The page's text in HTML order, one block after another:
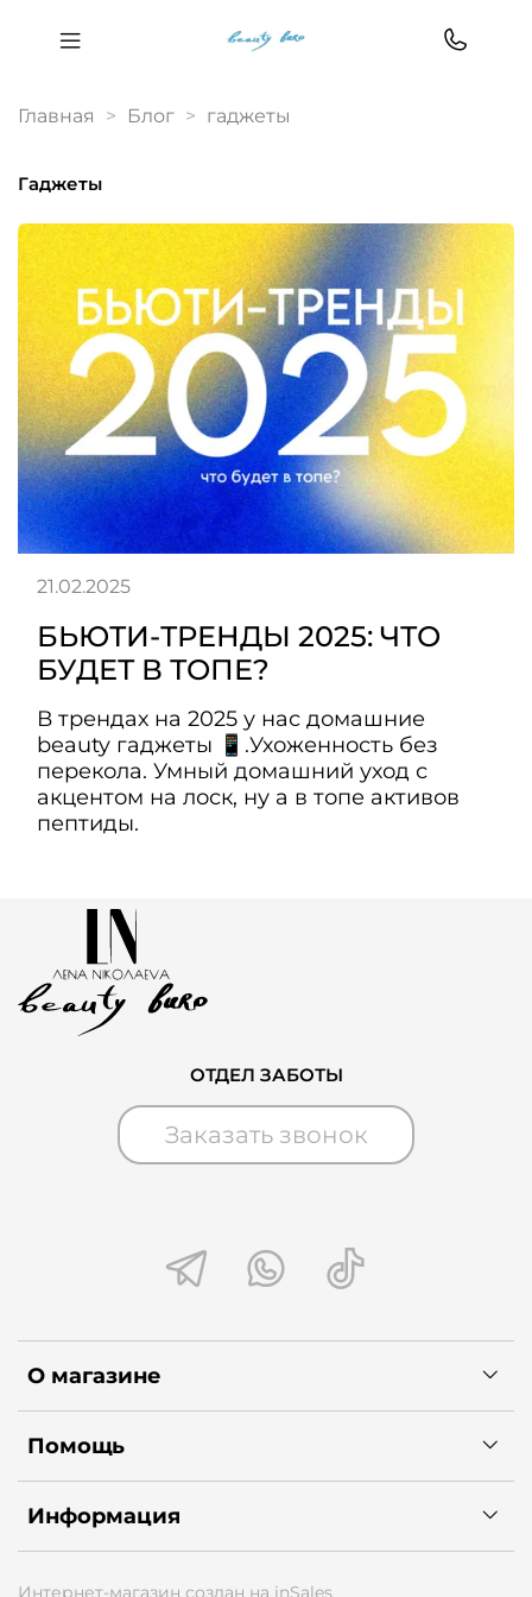
Главная Блог гаджеты
гаджеты
БЬЮТИ-ТРЕНДЫ 2025: ЧТО
БУДЕТ В ТОПЕ?
В трендах на 2025 у нас домашние
beauty гаджеты 📱.Ухоженность без
перекола. Умный домашний уход с
акцентом на лоск, ну а в топе активов
пептиды.
21.02.2025
О магазине
Помощь
Информация
ОТДЕЛ ЗАБОТЫ
Заказать звонок
Интернет-магазин создан на inSales